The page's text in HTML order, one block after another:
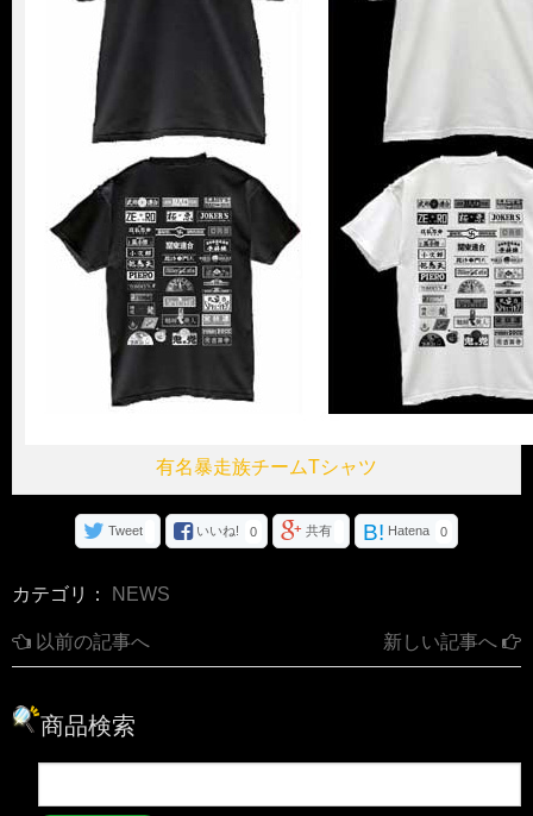
有名暴走族チームTシャツ
Tweet いいね! 0 共有 B! Hatena 0
カテゴリ： NEWS
以前の記事へ 新しい記事へ
商品検索